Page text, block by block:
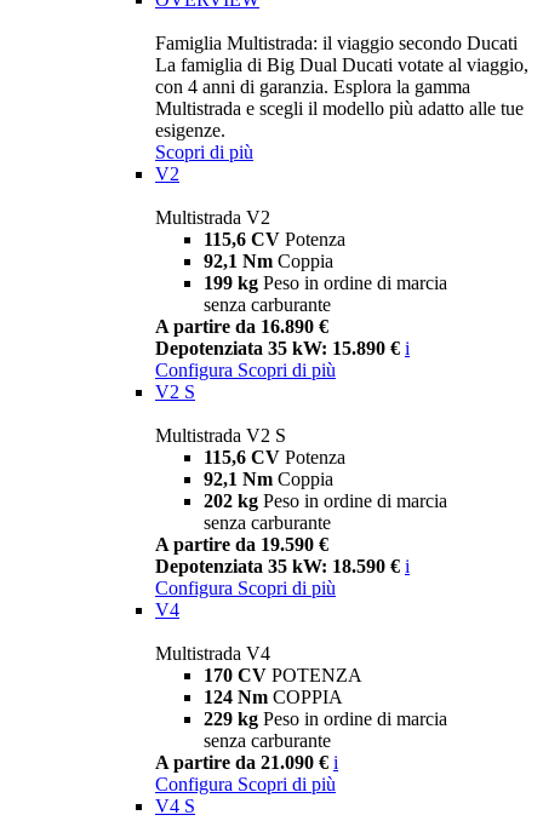
Famiglia Multistrada: il viaggio secondo Ducati
La famiglia di Big Dual Ducati votate al viaggio,
con 4 anni di garanzia. Esplora la gamma
Multistrada e scegli il modello più adatto alle tue
esigenze.
Scopri di più
V2
Multistrada V2
115,6 CV Potenza
92,1 Nm Coppia
199 kg Peso in ordine di marcia
senza carburante
A partire da 16.890 €
Depotenziata 35 kW: 15.890 € i
Configura Scopri di più
V2 S
Multistrada V2 S
115,6 CV Potenza
92,1 Nm Coppia
202 kg Peso in ordine di marcia
senza carburante
A partire da 19.590 €
Depotenziata 35 kW: 18.590 € i
Configura Scopri di più
V4
Multistrada V4
170 CV POTENZA
124 Nm COPPIA
229 kg Peso in ordine di marcia
senza carburante
A partire da 21.090 € i
Configura Scopri di più
V4 S